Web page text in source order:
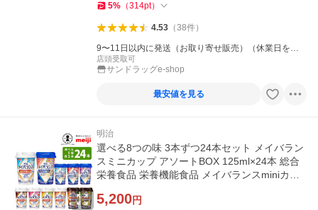
5% （314pt）
4.53（38件）
9〜11日以内に発送（お取り寄せ販売）（休業日を除
く）
店頭受取可
サンドラッグe-shop
最安値を見る
明治
選べる8つの味 3本ずつ24本セット メイバラン
スミニカップ アソートBOX 125ml×24本 総合
栄養食品 栄養機能食品 メイバランスminiカッ
5,200円